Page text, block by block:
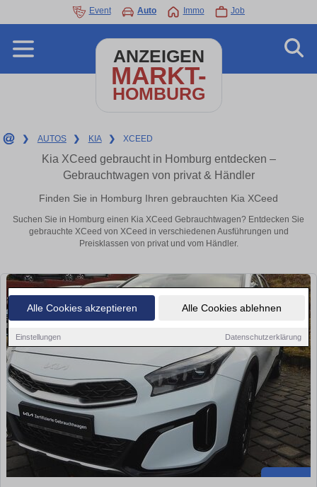
Alle Cookies akzeptieren Alle Cookies ablehnen
Einstellungen Datenschutzerklärung
Event Auto Immo Job
ANZEIGEN
MARKT-
HOMBURG
❯ AUTOS ❯ KIA ❯ XCEED
Kia XCeed gebraucht in Homburg entdecken –
Gebrauchtwagen von privat & Händler
Finden Sie in Homburg Ihren gebrauchten Kia XCeed
Suchen Sie in Homburg einen Kia XCeed Gebrauchtwagen? Entdecken Sie
gebrauchte XCeed von XCeed in verschiedenen Ausführungen und
Preisklassen von privat und vom Händler.